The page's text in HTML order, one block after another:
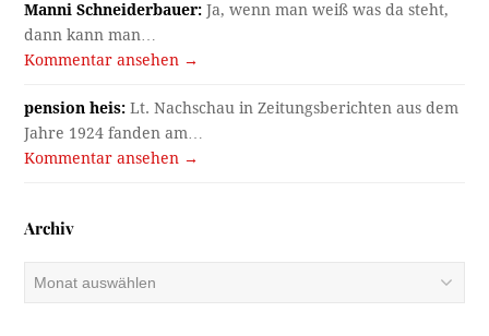
Manni Schneiderbauer: Ja, wenn man weiß was da steht,
dann kann man…
Kommentar ansehen →
pension heis: Lt. Nachschau in Zeitungsberichten aus dem
Jahre 1924 fanden am…
Kommentar ansehen →
Archiv